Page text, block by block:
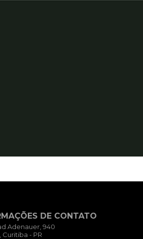
DE CONTATO
Adenauer, 940
Curitiba - PR